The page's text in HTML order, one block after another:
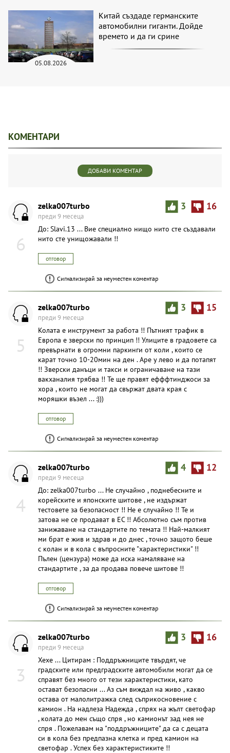
05.08.2026
Китай създаде германските
автомобилни гиганти. Дойде
времето и да ги срине
КОМЕНТАРИ
ДОБАВИ КОМЕНТАР
6
3 16
zelka007turbo
преди 9 месеца
До: Slavi.13 ... Вие специално нищо нито сте създавали
нито сте унищожавали !!
отговор
Сигнализирай за неуместен коментар
5
3 15
zelka007turbo
преди 9 месеца
Колата е инструмент за работа !! Пътният трафик в
Европа е зверски по принцип !! Улиците в градовете са
превърнати в огромни паркинги от коли , които се
карат точно 10-20мин на ден . Аре у лево и да потапят
!! Зверски данъци и такси и ограничаване на тази
вакханалия трябва !! Те ще правят ефффтинджоси за
хора , които не могат да свържат двата края с
моряшки възел ... :)))
отговор
Сигнализирай за неуместен коментар
4
4 12
zelka007turbo
преди 9 месеца
До: zelka007turbo ... Не случайно , поднебесните и
корейските и японските шитове , не издържат
тестовете за безопасност !! Не е случайно !! Те и
затова не се продават в ЕС !! Абсолютно съм против
занижаване на стандартите по темата !! Най-малкият
ми брат е жив и здрав и до днес , точно защото беше
с колан и в кола с въпросните "характеристики" !!
Пълен (цензура) може да иска намаляване на
стандартите , за да продава повече шитове !!
отговор
Сигнализирай за неуместен коментар
3
3 16
zelka007turbo
преди 9 месеца
Хехе ... Цитирам : Поддръжниците твърдят, че
градските или предградските автомобили могат да се
справят без много от тези характеристики, като
остават безопасни ... Аз съм виждал на живо , какво
остава от малолитражка след съприкосновение с
камион . На надлеза Надежда , спрях на жълт светофар
, колата до мен също спря , но камионът зад нея не
спря . Пожелавам на "поддръжниците" да са с децата
си в кола без предпазна клетка и пред камион на
светофар . Успех без характеристиките !!